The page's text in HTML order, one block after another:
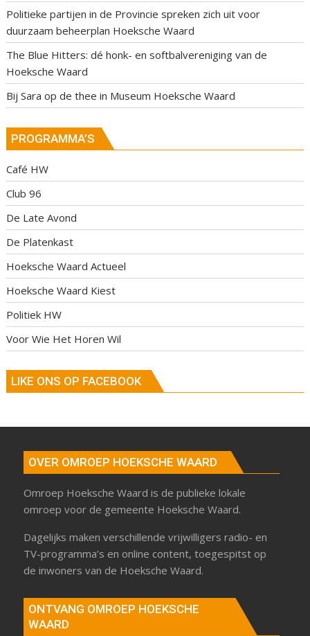
Politieke partijen in de Provincie spreken zich uit voor
duurzaam beheerplan Hoeksche Waard
The Blue Hitters: dé honk- en softbalvereniging van de
Hoeksche Waard
Bij Sara op de thee in Museum Hoeksche Waard
PROGRAMMA’S
Café HW
Club 96
De Late Avond
De Platenkast
Hoeksche Waard Actueel
Hoeksche Waard Kiest
Politiek HW
Voor Wie Het Horen Wil
LIKE ONS OP FACEBOOK
OVER OMROEP HOEKSCHE WAARD
Omroep Hoeksche Waard is de publieke lokale
omroep voor de gemeente Hoeksche Waard.
Dagelijks maken verschillende vrijwilligers radio- en
TV-programma’s en online content, toegespitst op
de inwoners van de Hoeksche Waard.
ONTVANG OMROEP HOEKSCHE
WAARD